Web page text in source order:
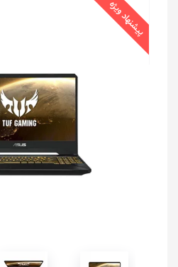
پیشنهاد ویژه